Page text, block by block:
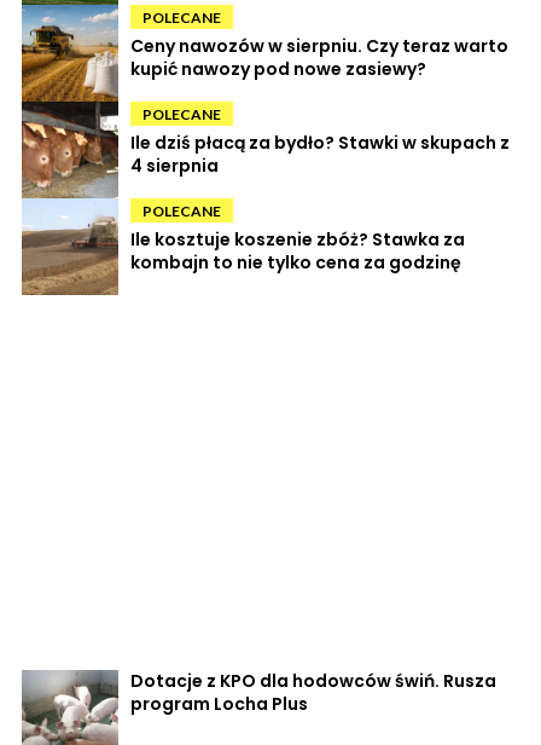
POLECANE
Ceny nawozów w sierpniu. Czy teraz warto
kupić nawozy pod nowe zasiewy?
POLECANE
Ile dziś płacą za bydło? Stawki w skupach z
4 sierpnia
POLECANE
Ile kosztuje koszenie zbóż? Stawka za
kombajn to nie tylko cena za godzinę
Dotacje z KPO dla hodowców świń. Rusza
program Locha Plus